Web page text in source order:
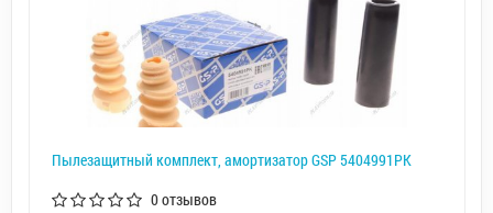
Пылезащитный комплект, амортизатор GSP 5404991PK
0 отзывов